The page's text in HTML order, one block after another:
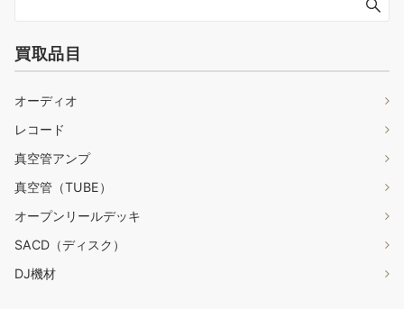
買取品目
オーディオ
レコード
真空管アンプ
真空管（TUBE）
オープンリールデッキ
SACD（ディスク）
DJ機材